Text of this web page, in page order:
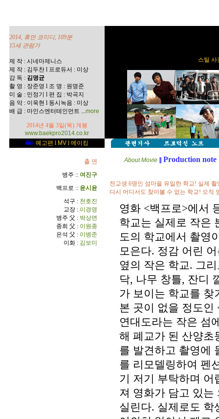
2014, 휴먼 코미디, 109분
15세 관람가
제 작 : 시네마제니스
제 작 : 김두찬 l 프로듀서 : 미상
감 독 : 김명균
촬 영 : 장준영 l 조 명 : 원명준
미 술 : 민정기 l 편 집 : 박곡지
음 악 : 이욱현 l 동시녹음 : 미상
배 급 : 마인스엔터테인먼트 ...more
2014년 4월 3일(목) 개봉
www.baekpro2014.co.kr
스틸 사
예고편 l MV l 메이킹
출 연
병주 :: 여진구
백프로 :: 윤시윤
석구 : 천호진
교장 : 이경영
병주 父 : 박상면
종희 父 : 이원종
은석 父 : 이병준
이화 : 김보미
About Movie∥ Production note
전교생 6명인 섬마을 유일한 학교! 실제 촬
다시 어디서도 찾아볼 수 없는 학교! 오직
영화 <백프로>에서
학교는 실제로 작은
도의 학교에서 촬영
모은다. 정감 어린
옆의 작은 학교. 그
닥, 나무 창틀, 잔디
가 보이는 학교를 찾
본 곳이 없을 정도인
연대도라는 작은 섬
해 폐교가 된 산양초
를 발견하고 촬영에
를 리모델링하여 펜
기 저기 부탁하며 어
져 영화가 담고 있는
실린다. 실제로도 학